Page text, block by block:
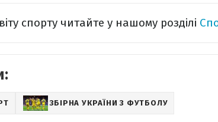
спорту читайте у нашому розділі
ЗБІРНА УКРАЇНИ З ФУТБОЛУ